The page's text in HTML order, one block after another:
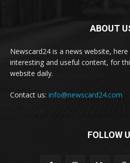
ABOUT
Newscard24 is a news website,
interesting and useful content, for
website daily.
Contact us: info@newscard24.com
FOLLOW